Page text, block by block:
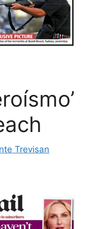
Trevisan